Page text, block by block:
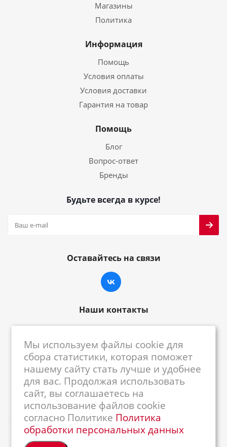
Магазины
Политика
Информация
Помощь
Условия оплаты
Условия доставки
Гарантия на товар
Помощь
Блог
Вопрос-ответ
Бренды
Будьте всегда в курсе!
Оставайтесь на связи
Наши контакты
centrkkm@centrkkm.ru
185005, г. Петрозаводск, ул. Промышленная,
1/26
2026 © Республиканский Центр ККМ
Мы используем файлы cookie для
сбора статистики, которая поможет
нашему сайту стать лучше и удобнее
для вас. Продолжая использовать
сайт, вы соглашаетесь на
использование файлов cookie
согласно Политике Политика
обработки персональных данных